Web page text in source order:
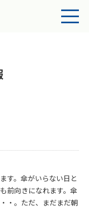
す。傘がいらない日と
前向きになれます。傘
・。ただ、まだまだ朝